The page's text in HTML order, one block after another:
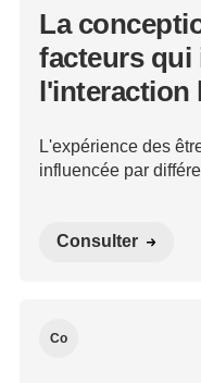
La
facteurs qui
l'interaction
L'expérience des
influencée par
Consulter
Co